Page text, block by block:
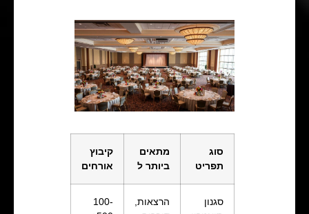
סוג
תפריט
מתאים
ביותר ל
קיבוץ
אורחים
סגנון
הרצאות,
100-